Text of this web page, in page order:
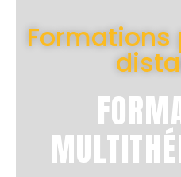
Formations